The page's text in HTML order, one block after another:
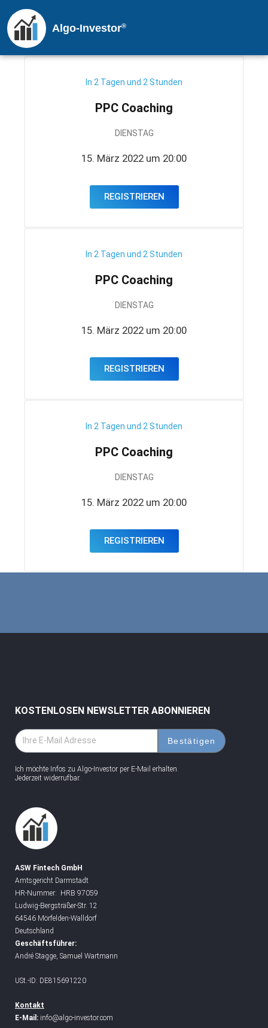
Algo-Investor®
In 2 Tagen und 2 Stunden
PPC Coaching
DIENSTAG
15. März 2022 um 20:00
REGISTRIEREN
In 2 Tagen und 2 Stunden
PPC Coaching
DIENSTAG
15. März 2022 um 20:00
REGISTRIEREN
In 2 Tagen und 2 Stunden
PPC Coaching
DIENSTAG
15. März 2022 um 20:00
REGISTRIEREN
KOSTENLOSEN NEWSLETTER ABONNIEREN
Bestätigen
Ich möchte Infos zu Algo-Investor per E-Mail erhalten.
Jederzeit widerrufbar.
ASW Fintech GmbH
Amtsgericht Darmstadt
HR-Nummer: HRB 97059
Ludwig-Bergsträßer-Str. 12
64546 Mörfelden-Walldorf
Deutschland
Geschäftsführer:
André Stagge, Samuel Wartmann
USt.-ID: DE815691220
Kontakt
E-Mail: info@algo-investor.com